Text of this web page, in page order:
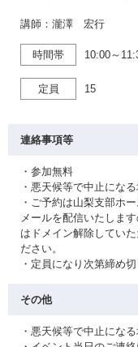
講師：瀧澤 宏行
時間帯 10:00～
定員 15
連絡事項等
・参加無料
・悪天候等で中止にな
・ご予約は山梨支部ホ
メールを配信いたしま
はドメイン解除してい
ださい。
・定員になり次第締め
その他
・悪天候等で中止にな